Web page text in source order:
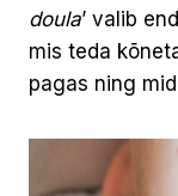
doula’ valib
mis teda
pagas ning